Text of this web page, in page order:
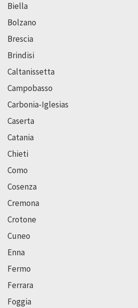
Biella
Bolzano
Brescia
Brindisi
Caltanissetta
Campobasso
Carbonia-Iglesias
Caserta
Catania
Chieti
Como
Cosenza
Cremona
Crotone
Cuneo
Enna
Fermo
Ferrara
Foggia